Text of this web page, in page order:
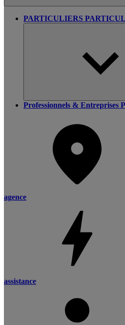
PARTICULIERS
Professionnels & Entreprises
agence
assistance